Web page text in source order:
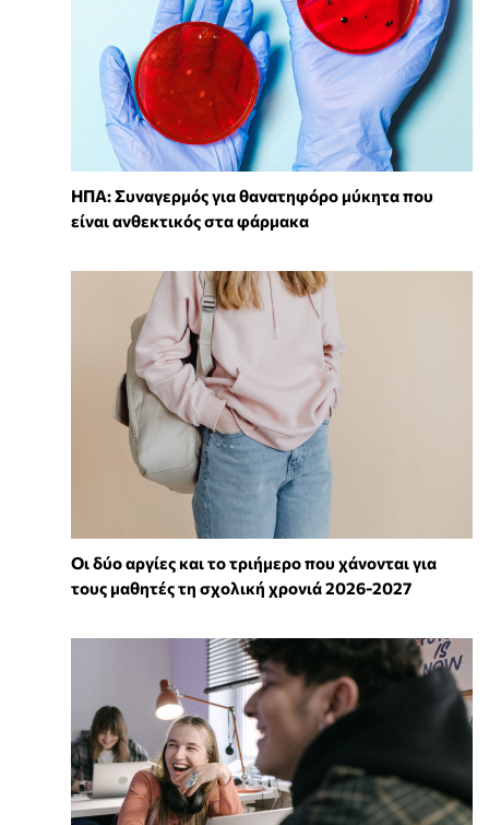
ΗΠΑ: Συναγερμός για θανατηφόρο μύκητα που
είναι ανθεκτικός στα φάρμακα
Οι δύο αργίες και το τριήμερο που χάνονται για
τους μαθητές τη σχολική χρονιά 2026-2027